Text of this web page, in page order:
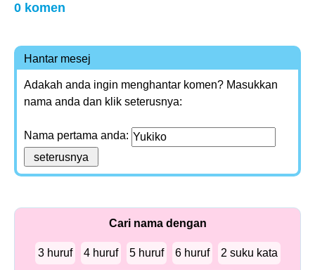
0 komen
Hantar mesej
Adakah anda ingin menghantar komen? Masukkan
nama anda dan klik seterusnya:
Nama pertama anda:
Cari nama dengan
3 huruf 4 huruf 5 huruf 6 huruf 2 suku kata